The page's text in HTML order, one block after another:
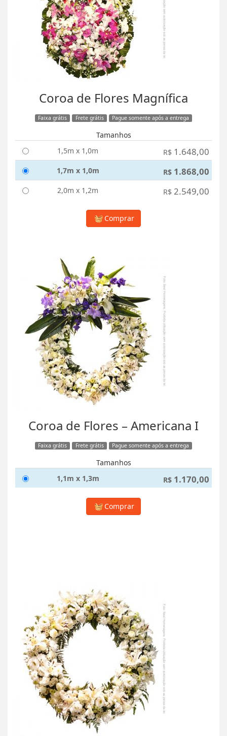
Coroa de Flores Magnífica
Faixa grátis Frete grátis Pague somente após a entrega
Tamanhos
1,5m x 1,0m
R$ 1.648,00
1,7m x 1,0m R$ 1.868,00
2,0m x 1,2m R$ 2.549,00
Comprar
Coroa de Flores – Americana I
Faixa grátis Frete grátis Pague somente após a entrega
Tamanhos
1,1m x 1,3m
R$ 1.170,00
Comprar